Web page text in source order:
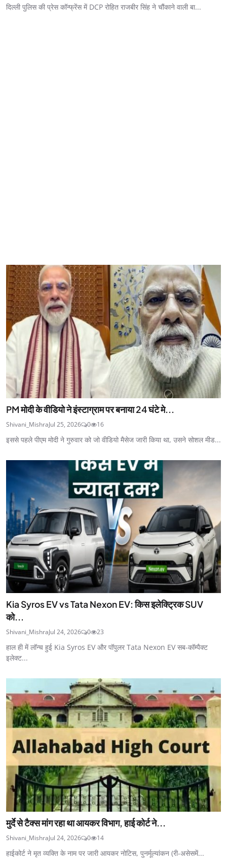
दिल्ली पुलिस की प्रेस कॉन्फ्रेंस में DCP रोहित राजबीर सिंह ने चौंकाने वाली बा...
PM मोदी के वीडियो ने इंस्टाग्राम पर बनाया 24 घंटे मे...
Shivani_MishraJul 25, 2026 0 16
इससे पहले पीएम मोदी ने गुरुवार को जो वीडियो मैसेज जारी किया था, उसने सोशल मीड...
Kia Syros EV vs Tata Nexon EV: किस इलेक्ट्रिक SUV
को...
Shivani_MishraJul 24, 2026 0 23
हाल ही में लॉन्च हुई Kia Syros EV और पॉपुलर Tata Nexon EV सब-कॉम्पैक्ट
इलेक्ट...
मुर्दे से टैक्स मांग रहा था आयकर विभाग, हाई कोर्ट ने...
Shivani_MishraJul 24, 2026 0 14
हाईकोर्ट ने मृत व्यक्ति के नाम पर जारी आयकर नोटिस, पुनर्मूल्यांकन (री-असेसमें...